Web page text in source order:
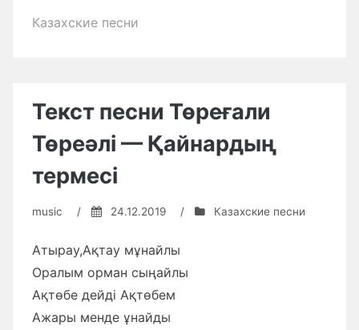
Казахские песни
Текст песни Төреғали
Төреәлі — Қайнардың
термесі
music / 24.12.2019 / Казахские песни
Атырау,Ақтау мұнайлы
Оралым орман сыңайлы
Ақтөбе дейді Ақтөбем
Ажары менде ұнайды